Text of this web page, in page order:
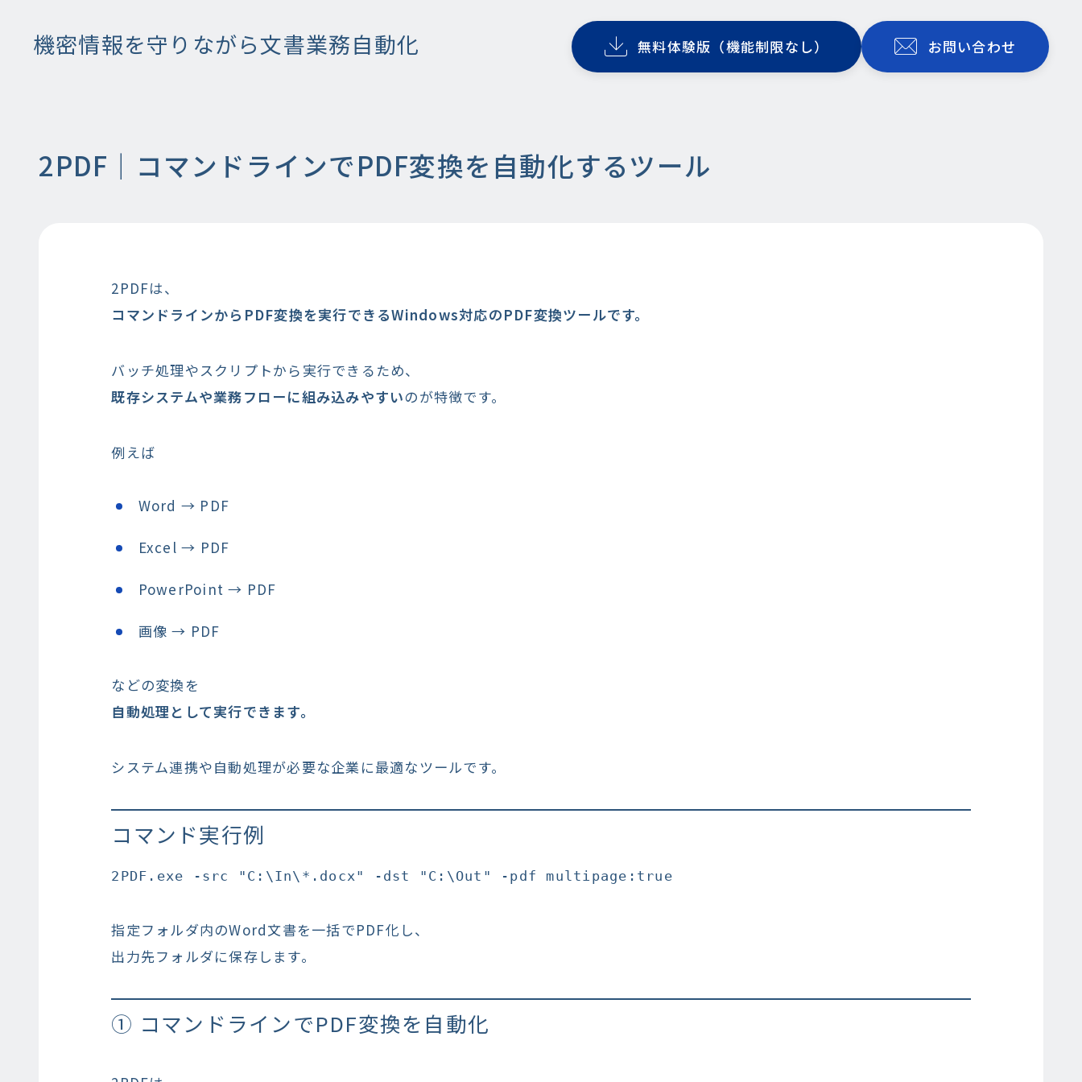
機密情報を守りながら文書業務自動化 無料体験版（機能制限なし） お問い合わせ
2PDF｜コマンドラインでPDF変換を自動化するツール
2PDFは、
コマンドラインからPDF変換を実行できるWindows対応のPDF変換ツールです。
バッチ処理やスクリプトから実行できるため、
既存システムや業務フローに組み込みやすいのが特徴です。
例えば
Word → PDF
Excel → PDF
PowerPoint → PDF
画像 → PDF
などの変換を
自動処理として実行できます。
システム連携や自動処理が必要な企業に最適なツールです。
コマンド実行例
指定フォルダ内のWord文書を一括でPDF化し、
出力先フォルダに保存します。
① コマンドラインでPDF変換を自動化